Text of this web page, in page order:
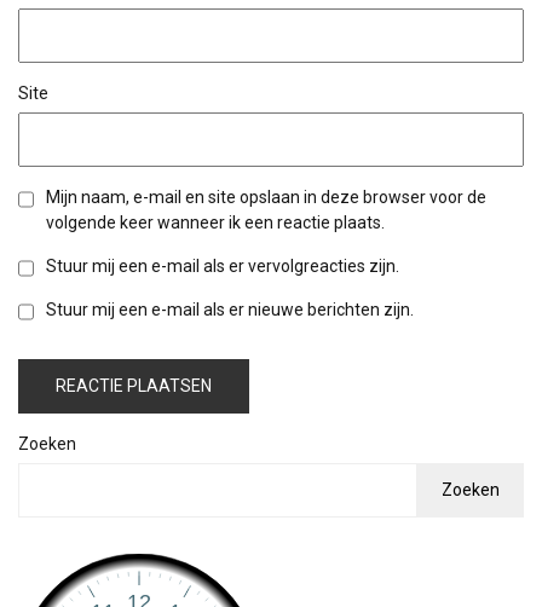
Site
Mijn naam, e-mail en site opslaan in deze browser voor de
volgende keer wanneer ik een reactie plaats.
Stuur mij een e-mail als er vervolgreacties zijn.
Stuur mij een e-mail als er nieuwe berichten zijn.
Zoeken
Zoeken